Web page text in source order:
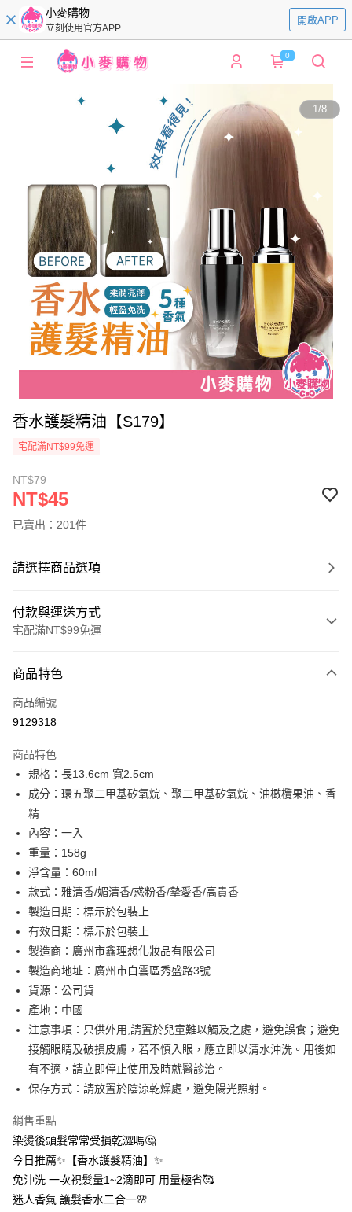
小麥購物
立刻使用官方APP
開啟APP
0
1/8
香水護髮精油【S179】
宅配滿NT$99免運
NT$79
NT$45
已賣出：201件
請選擇商品選項
付款與運送方式
宅配滿NT$99免運
信用卡一次付款
信用卡分期付款
合作金庫商業銀行
華南商業銀行
上海商業儲蓄銀行
台北富邦商業銀行
國泰世華商業銀行
臺灣中小企業銀行
匯豐（台灣）商業銀行
聯邦商業銀行
元大商業銀行
玉山商業銀行
星展（台灣）商業銀行
台新國際商業銀行
台灣樂天信用卡公司
超商取貨付款
LINE Pay
Apple Pay
街口支付
AFTEE先享後付
相關說明
【關於「AFTEE先享後付」】
AFTEE先享後付是「在收到商品之後才付款」的支付方式。 讓您購物簡單
便利好安心！
１．簡單：不需註冊會員、不需綁卡、不需儲值。
２．便利：只要手機號碼，簡訊認證，即可結帳。
【「AFTEE先享後付」結帳流程】
１．於結帳方式選擇「AFTEE先享後付」後，將跳轉至「AFTEE先享後付」
結帳頁面，進行簡訊認證並確認金額後，即可完成結帳。
２．訂單成立數日內，您將收到繳費通知簡訊。
ATM／網路銀行／等多元方式進行付款，方視為交易完成。
※ 請注意：結帳手續完成當下不需立刻繳費，但若您需要取消訂單，請聯絡
購買商品的店家。未經商家同意取消之訂單仍視為有效，需透過AFTEE先享
後付繳納相關費用。
※ 交易是否成功請以「AFTEE先享後付 」之結帳頁面顯示為準，若有關於
客戶支援中心」https://netprotections.freshdesk.com/support/home
運送方式
全家取貨付款
每筆NT$60，滿NT$399(含以上)免運費
付款後全家取貨
每筆NT$60，滿NT$399(含以上)免運費
7-11取貨付款
每筆NT$60，滿NT$399(含以上)免運費
付款後7-11取貨
每筆NT$60，滿NT$399(含以上)免運費
商品特色
商品編號
9129318
商品特色
規格：長13.6cm 寬2.5cm
成分：環五聚二甲基矽氧烷、聚二甲基矽氧烷、油橄欖果油、香
精
內容：一入
重量：158g
淨含量：60ml
款式：雅清香/媚清香/惑粉香/摯愛香/高貴香
製造日期：標示於包裝上
有效日期：標示於包裝上
製造商：廣州市鑫理想化妝品有限公司
製造商地址：廣州市白雲區秀盛路3號
貨源：公司貨
產地：中國
注意事項：只供外用,請置於兒童難以觸及之處，避免誤食；避免
接觸眼睛及破損皮膚，若不慎入眼，應立即以清水沖洗。用後如
有不適，請立即停止使用及時就醫診治。
保存方式：請放置於陰涼乾燥處，避免陽光照射。
銷售重點
染燙後頭髮常常受損乾澀嗎🤔
今日推薦✨【香水護髮精油】✨
免沖洗 一次視髮量1~2滴即可 用量極省🥰
迷人香氣 護髮香水二合一🌸